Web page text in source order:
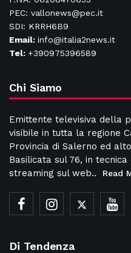
PEC: vallonews@pec.it
SDI: KRRH6B9
Email: info@italia2news.it
Tel: +390975396589
Chi Siamo
Emittente televisiva della
visibile in tutta la regione
Provincia di Salerno ed
Basilicata sul 76, in
streaming sul web..
Read
Di Tendenza